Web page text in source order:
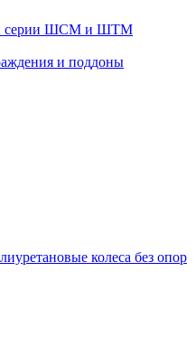
серии ШСМ и ШТМ
и поддоны
колеса без опор